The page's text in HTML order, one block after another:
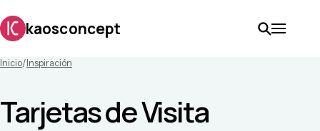
kaosconcept
Inicio/ Inspiración
Tarjetas de Visita